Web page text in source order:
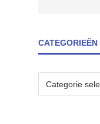
CATEGORIEËN